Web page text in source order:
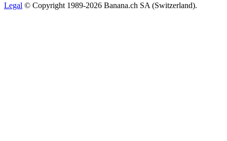
Legal © Copyright 1989-2026 Banana.ch SA (Switzerland).